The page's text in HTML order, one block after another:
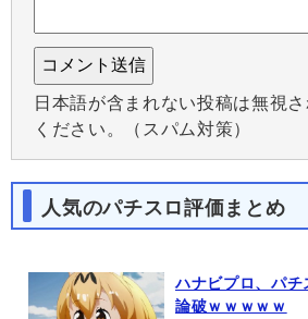
日本語が含まれない投稿は無視
ください。（スパム対策）
人気のパチスロ評価まとめ
ハナビプロ、パ
論破ｗｗｗｗｗ